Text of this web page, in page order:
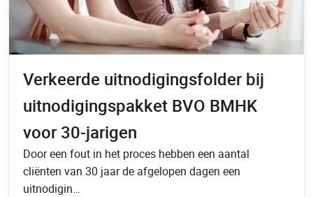
Verkeerde uitnodigingsfolder bij
uitnodigingspakket BVO BMHK
voor 30-jarigen
Door een fout in het proces hebben een aantal
cliënten van 30 jaar de afgelopen dagen een
uitnodigin…